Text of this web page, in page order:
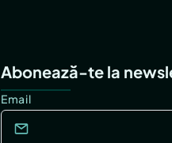
Abonează-te la
Email